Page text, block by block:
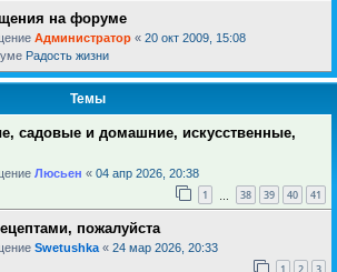
на форуме
Администратор « 20 окт 2009, 15:08
Радость жизни
Темы
садовые и домашние, искусственные,
Люсьен « 04 апр 2026, 20:38
1 38 39 40 41
пожалуйста
Swetushka « 24 мар 2026, 20:33